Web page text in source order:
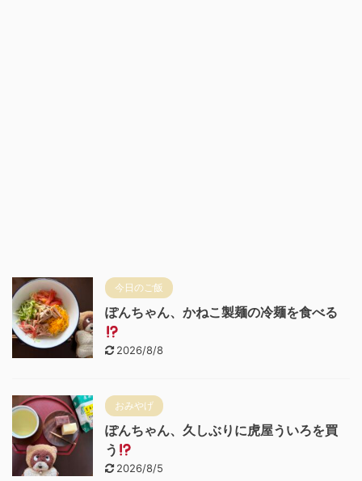
今日のご飯
ぽんちゃん、かねこ製麺の冷麺を食べる
2026/8/8
おみやげ
ぽんちゃん、久しぶりに虎屋ういろを買
う
2026/8/5